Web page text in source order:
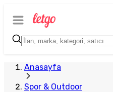
Anasayfa
Spor & Outdoor
Plus Satıcı